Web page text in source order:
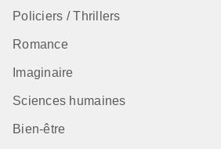
Policiers / Thrillers
Romance
Imaginaire
Sciences humaines
Bien-être